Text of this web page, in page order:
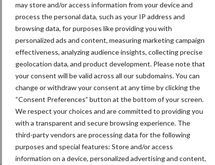
may store and/or access information from your device and
process the personal data, such as your IP address and
browsing data, for purposes like providing you with
personalized ads and content, measuring marketing campaign
effectiveness, analyzing audience insights, collecting precise
geolocation data, and product development. Please note that
your consent will be valid across all our subdomains. You can
change or withdraw your consent at any time by clicking the
“Consent Preferences” button at the bottom of your screen.
We respect your choices and are committed to providing you
with a transparent and secure browsing experience. The
third-party vendors are processing data for the following
purposes and special features: Store and/or access
information on a device, personalized advertising and content,
Tien praktische tips voor een langere
levensduur